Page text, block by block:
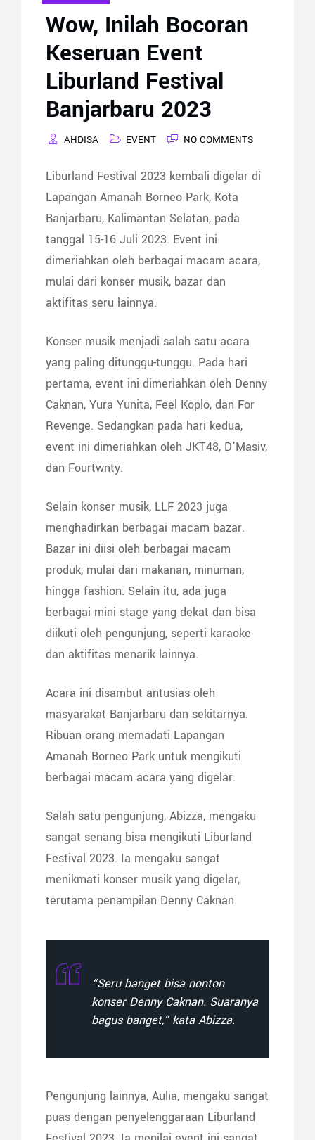
Wow, Inilah Bocoran
Keseruan Event
Liburland Festival
Banjarbaru 2023
AHDISA EVENT NO COMMENTS
Liburland Festival 2023 kembali digelar di
Lapangan Amanah Borneo Park, Kota
Banjarbaru, Kalimantan Selatan, pada
tanggal 15-16 Juli 2023. Event ini
dimeriahkan oleh berbagai macam acara,
mulai dari konser musik, bazar dan
aktifitas seru lainnya.
Konser musik menjadi salah satu acara
yang paling ditunggu-tunggu. Pada hari
pertama, event ini dimeriahkan oleh Denny
Caknan, Yura Yunita, Feel Koplo, dan For
Revenge. Sedangkan pada hari kedua,
event ini dimeriahkan oleh JKT48, D’Masiv,
dan Fourtwnty.
Selain konser musik, LLF 2023 juga
menghadirkan berbagai macam bazar.
Bazar ini diisi oleh berbagai macam
produk, mulai dari makanan, minuman,
hingga fashion. Selain itu, ada juga
berbagai mini stage yang dekat dan bisa
diikuti oleh pengunjung, seperti karaoke
dan aktifitas menarik lainnya.
Acara ini disambut antusias oleh
masyarakat Banjarbaru dan sekitarnya.
Ribuan orang memadati Lapangan
Amanah Borneo Park untuk mengikuti
berbagai macam acara yang digelar.
Salah satu pengunjung, Abizza, mengaku
sangat senang bisa mengikuti Liburland
Festival 2023. Ia mengaku sangat
menikmati konser musik yang digelar,
terutama penampilan Denny Caknan.
“Seru banget bisa nonton
konser Denny Caknan. Suaranya
bagus banget,” kata Abizza.
Pengunjung lainnya, Aulia, mengaku sangat
puas dengan penyelenggaraan Liburland